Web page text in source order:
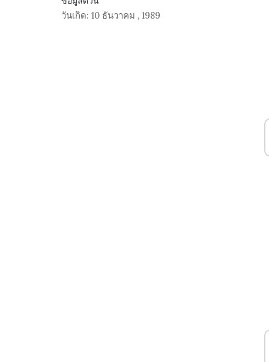
วันเกิด: 10 ธันวาคม , 1989